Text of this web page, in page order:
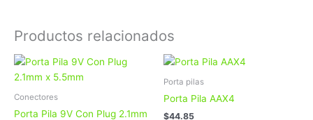
Productos relacionados
Conectores
Porta Pila 9V Con Plug 2.1mm
Porta pilas
Porta Pila AAX4
$44.85